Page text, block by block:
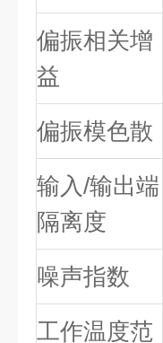
偏振相关增
益
偏振模色散
输入/输出端
隔离度
噪声指数
工作温度范